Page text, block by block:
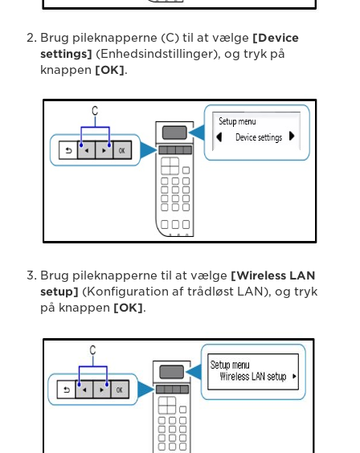
Brug pileknapperne (C) til at vælge [Device
settings] (Enhedsindstillinger), og tryk på
knappen [OK].
Brug pileknapperne til at vælge [Wireless LAN
setup] (Konfiguration af trådløst LAN), og tryk
på knappen [OK].